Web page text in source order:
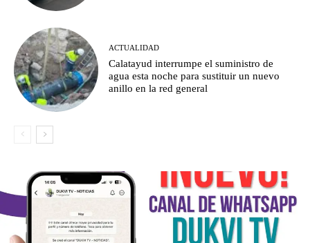
ACTUALIDAD
Calatayud interrumpe el suministro de
agua esta noche para sustituir un nuevo
anillo en la red general